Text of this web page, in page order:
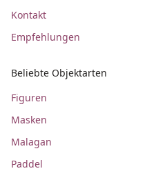
Kontakt
Empfehlungen
Beliebte Objektarten
Figuren
Masken
Malagan
Paddel